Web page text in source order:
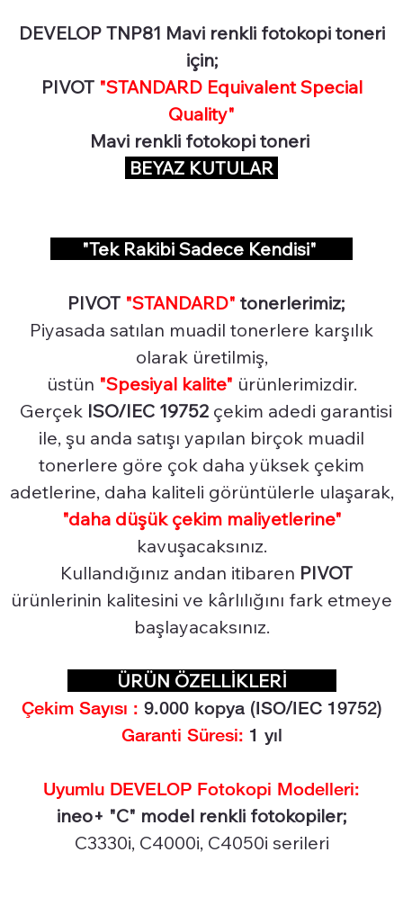
DEVELOP TNP81 Mavi renkli fotokopi toneri
için;
PIVOT "STANDARD Equivalent Special
Quality"
Mavi renkli fotokopi toneri
BEYAZ KUTULAR
"Tek Rakibi Sadece Kendisi"
PIVOT "STANDARD" tonerlerimiz;
Piyasada satılan muadil tonerlere karşılık
olarak üretilmiş,
üstün "Spesiyal kalite" ürünlerimizdir.
Gerçek ISO/IEC 19752 çekim adedi garantisi
ile, şu anda satışı yapılan birçok muadil
tonerlere göre çok daha yüksek çekim
adetlerine, daha kaliteli görüntülerle ulaşarak,
"daha düşük çekim maliyetlerine"
kavuşacaksınız.
Kullandığınız andan itibaren PIVOT
ürünlerinin kalitesini ve kârlılığını fark etmeye
başlayacaksınız.
ÜRÜN ÖZELLİKLERİ
Çekim Sayısı : 9.000kopya (ISO/IEC 19752)
Garanti Süresi: 1 yıl
Uyumlu DEVELOP Fotokopi Modelleri:
ineo+ "C" model renkli fotokopiler;
C3330i, C4000i, C4050i serileri